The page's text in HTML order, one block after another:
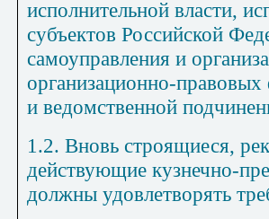
исполнительной власти,
субъектов Российской
самоуправления и
организационно-
и ведомственной
1.2. Вновь строящиеся,
действующие кузнечно-
должны удовлетворять